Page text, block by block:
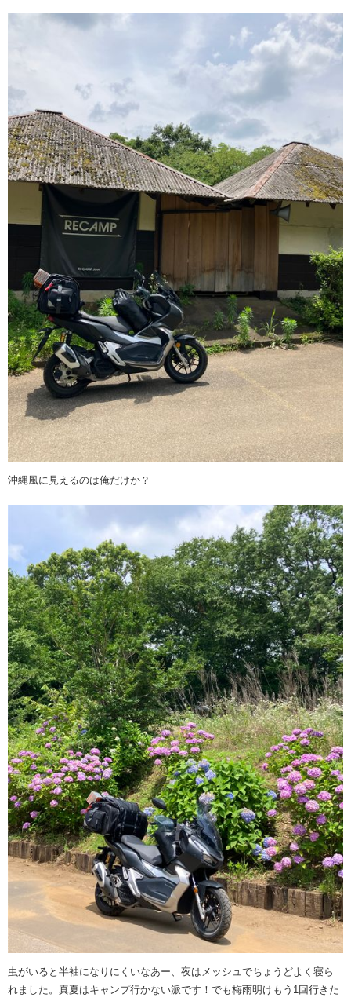
沖縄風に見えるのは俺だけか？
虫がいると半袖になりにくいなあー、夜はメッシュでちょうどよく寝ら
れました。真夏はキャンプ行かない派です！でも梅雨明けもう1回行きた